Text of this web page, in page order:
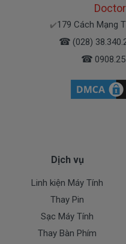
Riêng shop
thôi nhé.
( Pin Oem pin
Bảo Hành
✔️179 Cách Mạng
☎ (028)
☎
Dịch vụ
Linh kiện Máy Tính
Thay Pin
Sạc Máy Tính
Thay Bàn Phím